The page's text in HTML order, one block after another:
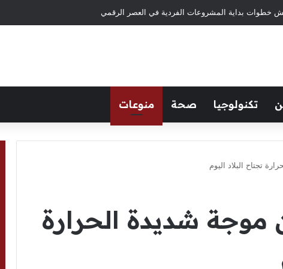
تكنولوجيا صحة منوعات
تجتاح البلاد اليوم
موجة شديدة الحرارة